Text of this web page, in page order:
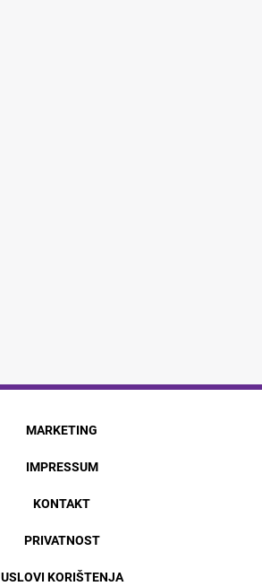
MARKETING
IMPRESSUM
KONTAKT
PRIVATNOST
USLOVI KORIŠTENJA